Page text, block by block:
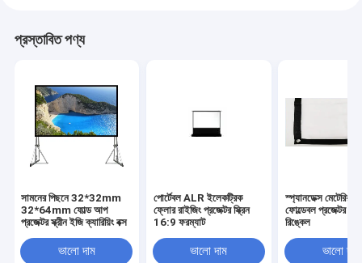
প্রস্তাবিত পণ্য
সামনের পিছনে 32*32mm
32*64mm ফোল্ড আপ
প্রজেক্টর স্ক্রীন ইজি ক্যারিয়িং বক্স
ভালো দাম
পোর্টেবল ALR ইলেকট্রিক
ফ্লোর রাইজিং প্রজেক্টর স্ক্রিন
16:9 ফরম্যাট
ভালো দাম
স্প্যানডেক্স
ফোল্ডেবল প্রজেক্টর
রিঙ্কেল
ভালো দাম